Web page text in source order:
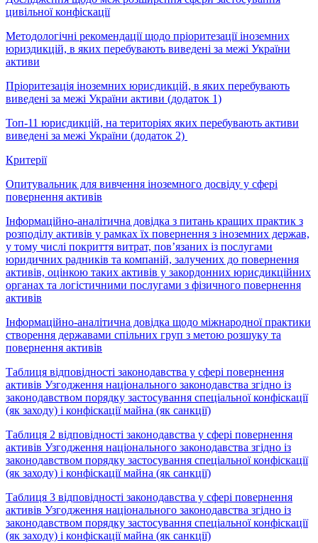
цивільної конфіскації
Методологічні рекомендації щодо пріоритезації іноземних
юриздикцій, в яких перебувають виведені за межі України
активи
Пріоритезація іноземних юрисдикцій, в яких перебувають
виведені за межі України активи (додаток 1)
Топ-11 юрисдикцій, на територіях яких перебувають активи
виведені за межі України (додаток 2)
Критерії
Опитувальник для вивчення іноземного досвіду у сфері
повернення активів
Інформаційно-аналітична довідка з питань кращих практик з
розподілу активів у рамках їх повернення з іноземних держав,
у тому числі покриття витрат, пов’язаних із послугами
юридичних радників та компаній, залучених до повернення
активів, оцінкою таких активів у закордонних юрисдикційних
органах та логістичними послугами з фізичного повернення
активів
Інформаційно-аналітична довідка щодо міжнародної практики
створення державами спільних груп з метою розшуку та
повернення активів
Таблиця відповідності законодавства у сфері повернення
активів Узгодження національного законодавства згідно із
законодавством порядку застосування спеціальної конфіскації
(як заходу) і конфіскації майна (як санкції)
Таблиця 2 відповідності законодавства у сфері повернення
активів Узгодження національного законодавства згідно із
законодавством порядку застосування спеціальної конфіскації
(як заходу) і конфіскації майна (як санкції)
Таблиця 3 відповідності законодавства у сфері повернення
активів Узгодження національного законодавства згідно із
законодавством порядку застосування спеціальної конфіскації
(як заходу) і конфіскації майна (як санкції)